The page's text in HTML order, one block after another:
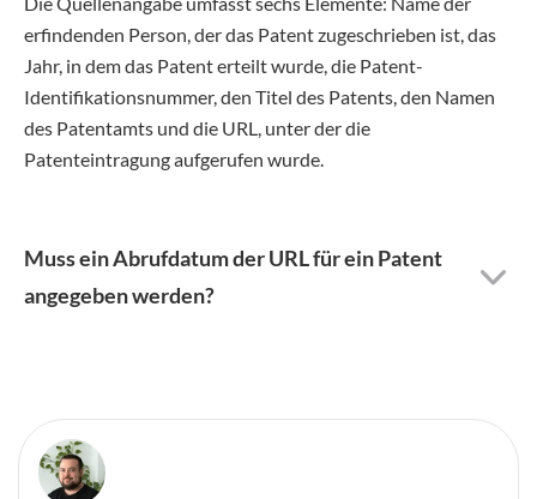
erfindenden Person, der das Patent zugeschrieben ist, das
Jahr, in dem das Patent erteilt wurde, die Patent-
Identifikationsnummer, den Titel des Patents, den Namen
des Patentamts und die URL, unter der die
Patenteintragung aufgerufen wurde.
Muss ein Abrufdatum der URL für ein Patent
angegeben werden?